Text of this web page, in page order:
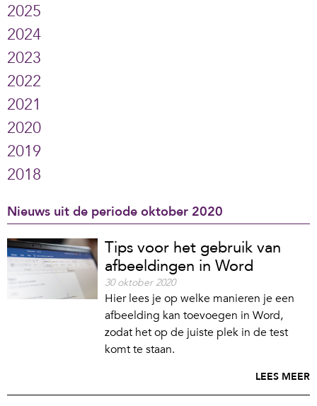
2025
2024
2023
2022
2021
2020
2019
2018
Nieuws uit de periode oktober 2020
Tips voor het gebruik van
afbeeldingen in Word
30 oktober 2020
Hier lees je op welke manieren je een
afbeelding kan toevoegen in Word,
zodat het op de juiste plek in de test
komt te staan.
LEES MEER